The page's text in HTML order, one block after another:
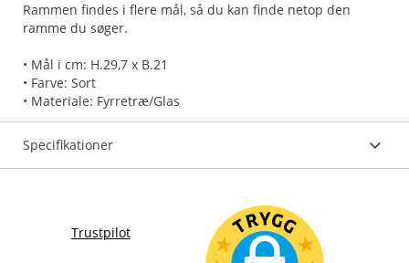
Rammen findes i flere mål, så du kan finde netop den
ramme du søger.
• Mål i cm: H.29,7 x B.21
• Farve: Sort
• Materiale: Fyrretræ/Glas
Specifikationer
Trustpilot